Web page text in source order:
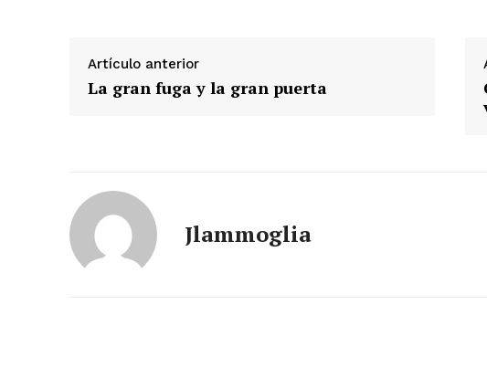
Artículo anterior
La gran fuga y la gran puerta
Jlammoglia